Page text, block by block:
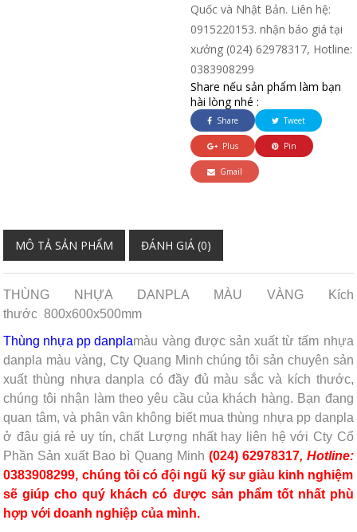
Quốc và Nhật Bản. Liên hệ:
0915220153. nhận báo giá tại
xưởng (024) 62978317, Hotline:
0383908299
Share nếu sản phẩm làm bạn
hài lòng nhé :
Share Tweet
Plus Pin
Gmail
MÔ TẢ SẢN PHẨM ĐÁNH GIÁ (0)
THÙNG NHỰA DANPLA MÀU VÀNG Kích
thước 800x600x500mm
Thùng nhựa pp danplamàu vàng được sản xuất từ tấm nhựa
danpla màu vàng, Cty Quang Minh chúng tôi sản chuyên sản
xuất thùng nhựa danpla có đầy đủ màu sắc và kích thước,
chúng tôi nhận làm theo yêu cầu của khách hàng. Bạn đang
quan tâm, và phân vân không biết mua thùng nhựa pp danpla
ở đâu giá rẻ uy tín, chất Lượng nhất hay liên hệ với Cty Cổ
Phần Sản xuất Bao bì Quang Minh (024) 62978317, Hotline:
0383908299, chúng tôi có đội ngũ kỹ sư giàu kinh nghiệm
sẽ giúp cho quý khách có được sản phẩm tốt nhất phù
hợp với doanh nghiệp của mình.